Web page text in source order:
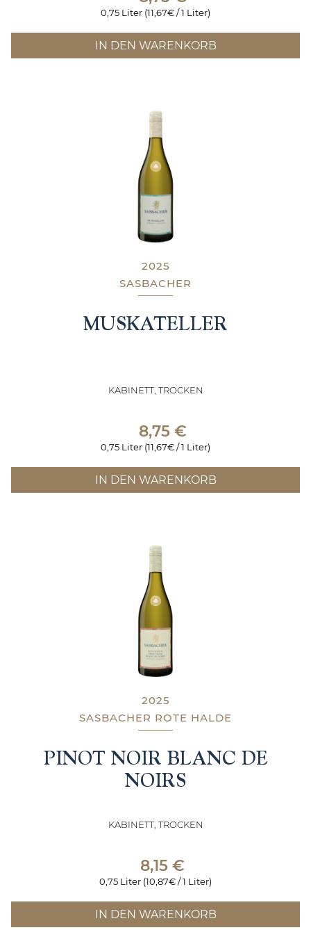
0,75 Liter (11,67€ / 1 Liter)
IN DEN WARENKORB
2025
SASBACHER
MUSKATELLER
KABINETT, TROCKEN
8,75 €
0,75 Liter (11,67€ / 1 Liter)
IN DEN WARENKORB
2025
SASBACHER ROTE HALDE
PINOT NOIR BLANC DE
NOIRS
KABINETT, TROCKEN
8,15 €
0,75 Liter (10,87€ / 1 Liter)
IN DEN WARENKORB